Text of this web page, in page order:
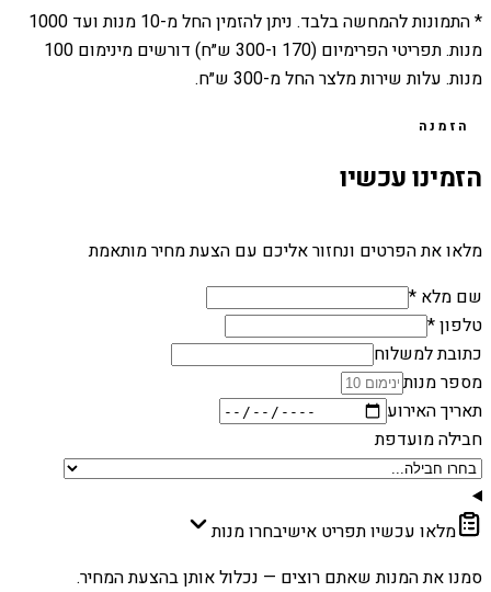
* התמונות להמחשה בלבד. ניתן להזמין החל מ-10 מנות ועד 1000
מנות. תפריטי הפרימיום (170 ו-300 ש״ח) דורשים מינימום 100
מנות. עלות שירות מלצר החל מ-300 ש״ח.
הזמנה
הזמינו עכשיו
מלאו את הפרטים ונחזור אליכם עם הצעת מחיר מותאמת
שם מלא *
טלפון *
כתובת למשלוח
מספר מנות
תאריך האירוע
חבילה מועדפת
מלאו עכשיו תפריט אישיבחרו מנות
סמנו את המנות שאתם רוצים — נכלול אותן בהצעת המחיר.